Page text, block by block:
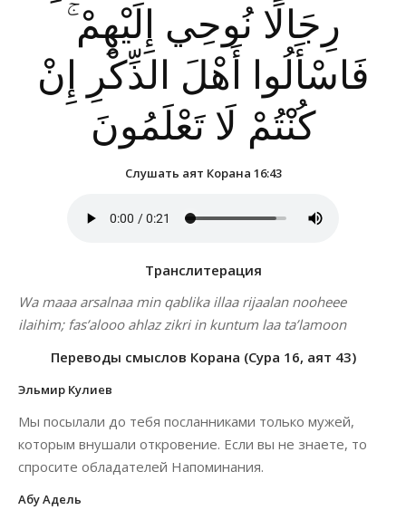
رِجَالًا نُوحِي إِلَيْهِمْ ۚ
فَاسْأَلُوا أَهْلَ الذِّكْرِ إِنْ
كُنْتُمْ لَا تَعْلَمُونَ
Слушать аят Корана 16:43
Транслитерация
Wa maaa arsalnaa min qablika illaa rijaalan nooheee
ilaihim; fas’alooo ahlaz zikri in kuntum laa ta’lamoon
Переводы смыслов Корана (Сура 16, аят 43)
Эльмир Кулиев
Мы посылали до тебя посланниками только мужей,
которым внушали откровение. Если вы не знаете, то
спросите обладателей Напоминания.
Абу Адель